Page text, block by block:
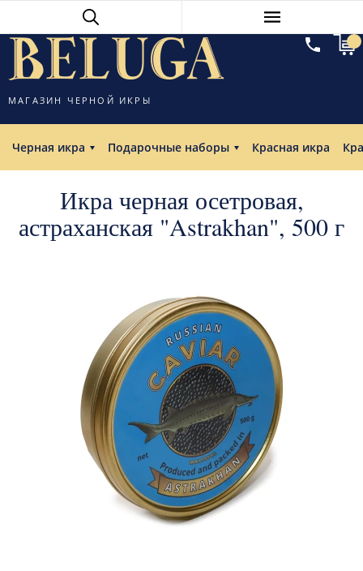
МАГАЗИН ЧЕРНОЙ ИКРЫ
Черная икра Подарочные наборы Красная икра
Икра черная осетровая,
астраханская "Astrakhan", 500 г